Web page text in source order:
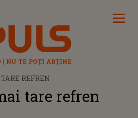
REFREN
tare refren